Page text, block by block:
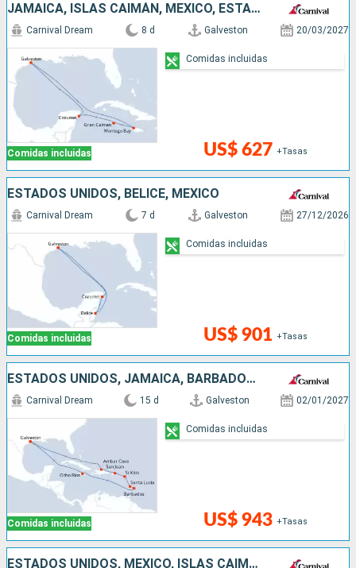
JAMAICA, ISLAS CAIMÁN, MÉXICO, ESTADOS UNIDOS
Comidas incluidas
Carnival Dream 8 d Galveston 20/03/2027
US$ 627 +Tasas
Comidas incluidas
ESTADOS UNIDOS, BELICE, MÉXICO
Comidas incluidas
Carnival Dream 7 d Galveston 27/12/2026
US$ 901 +Tasas
Comidas incluidas
ESTADOS UNIDOS, JAMAICA, BARBADOS, SANTA LUCIA, ANTIGUA Y BARBUDA, PUERTO RICO, REPÚBLICA DOMINICANA
Comidas incluidas
Carnival Dream 15 d Galveston 02/01/2027
US$ 943 +Tasas
Comidas incluidas
ESTADOS UNIDOS, MÉXICO, ISLAS CAIMÁN, JAMAICA